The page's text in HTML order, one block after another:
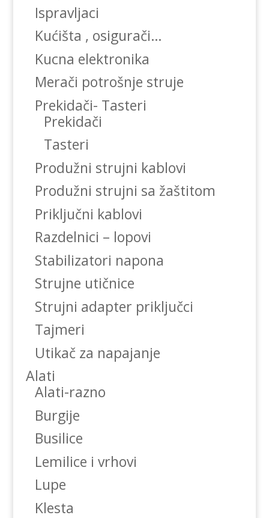
Ispravljaci
Kućišta , osigurači…
Kucna elektronika
Merači potrošnje struje
Prekidači- Tasteri
Prekidači
Tasteri
Produžni strujni kablovi
Produžni strujni sa žaštitom
Priključni kablovi
Razdelnici – lopovi
Stabilizatori napona
Strujne utičnice
Strujni adapter priključci
Tajmeri
Utikač za napajanje
Alati
Alati-razno
Burgije
Busilice
Lemilice i vrhovi
Lupe
Klesta